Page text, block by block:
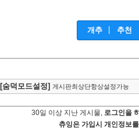
개추 | 추천
[숨덕모드설정] 게시판최상단항상설정가능
30일 이상 지난 게시물,
로그인을
츄잉은 가입시 개인정보